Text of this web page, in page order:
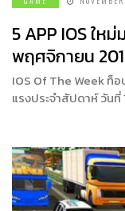
5 APP IOS ให
พฤศจิกายน
IOS Of The Week ท็
แรงประจำสัปดาห์ วัน